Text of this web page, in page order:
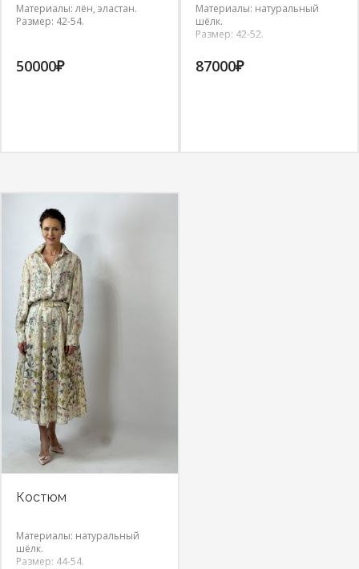
Материалы: лён, эластан.
Размер: 42-54.
50000₽
Материалы: натуральный
шёлк.
Размер: 42-52.
87000₽
Костюм
Материалы: натуральный
шёлк.
Размер: 44-54.